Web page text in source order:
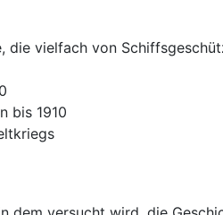
die vielfach von
bis 1910